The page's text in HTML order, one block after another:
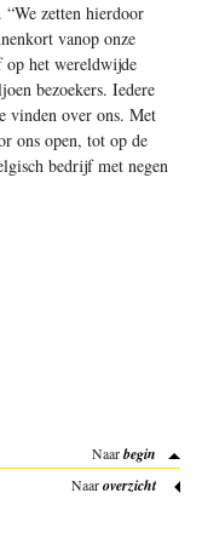
zetten hierdoor
vanop onze
op het wereldwijde
bezoekers. Iedere
vinden over ons. Met
ons open, tot op de
bedrijf met negen
Naarbegin
Naaroverzicht